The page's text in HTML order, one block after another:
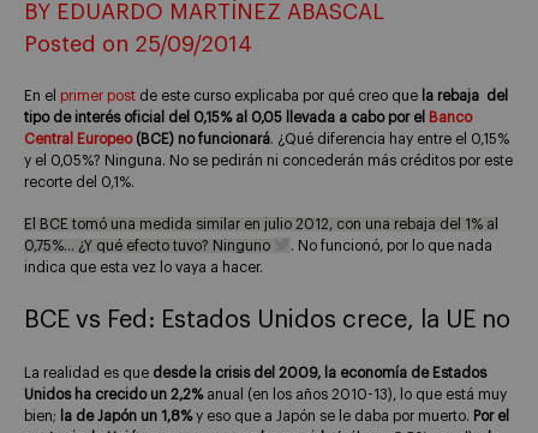
BY EDUARDO MARTÍNEZ ABASCAL
Posted on 25/09/2014
En el primer post de este curso explicaba por qué creo que la rebaja del
tipo de interés oficial del 0,15% al 0,05 llevada a cabo por el Banco
Central Europeo(BCE) no funcionará. ¿Qué diferencia hay entre el 0,15%
y el 0,05%? Ninguna. No se pedirán ni concederán más créditos por este
recorte del 0,1%.
El BCE tomó una medida similar en julio 2012, con una rebaja del 1% al
0,75%… ¿Y qué efecto tuvo? Ninguno
. No funcionó, por lo que nada
indica que esta vez lo vaya a hacer.
BCE vs Fed: Estados Unidos crece, la UE no
La realidad es que desde la crisis del 2009, la economía de Estados
Unidos ha crecido un 2,2%anual (en los años 2010-13), lo que está muy
bien;
la de Japón un 1,8%y eso que a Japón se le daba por muerto. Por el